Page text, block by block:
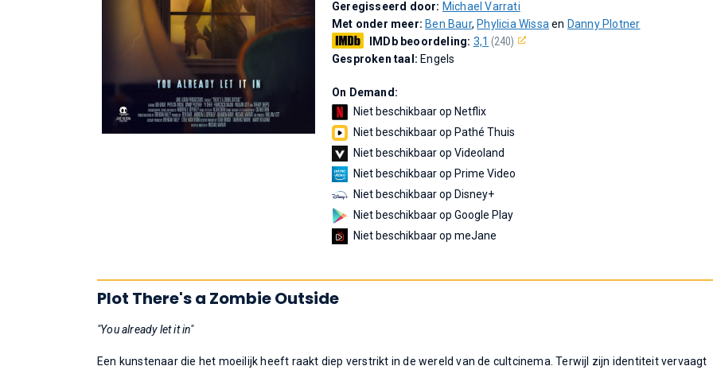
Geregisseerd door: Michael Varrati
Met onder meer: Ben Baur, Phylicia Wissa en Danny Plotner
IMDb beoordeling: 3,1 (240)
Gesproken taal: Engels
On Demand:
Niet beschikbaar op Netflix
Niet beschikbaar op Pathé Thuis
Niet beschikbaar op Videoland
Niet beschikbaar op Prime Video
Niet beschikbaar op Disney+
Niet beschikbaar op Google Play
Niet beschikbaar op meJane
Plot There's a Zombie Outside
"You already let it in"
Een kunstenaar die het moeilijk heeft raakt diep verstrikt in de wereld van de cultcinema. Terwijl zijn identiteit vervaagt